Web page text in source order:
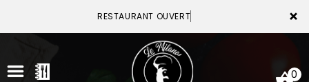
×
RESTAURANT OUVERT
0